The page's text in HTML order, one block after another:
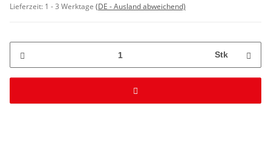
Lieferzeit: 1 - 3 Werktage (DE - Ausland abweichend)
Stk